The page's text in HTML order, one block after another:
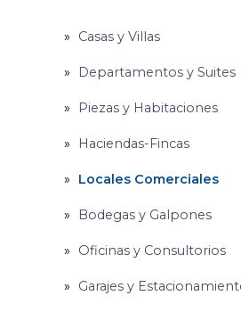
Casas y Villas
Departamentos y Suites
Piezas y Habitaciones
Haciendas-Fincas
Locales Comerciales
Bodegas y Galpones
Oficinas y Consultorios
Garajes y